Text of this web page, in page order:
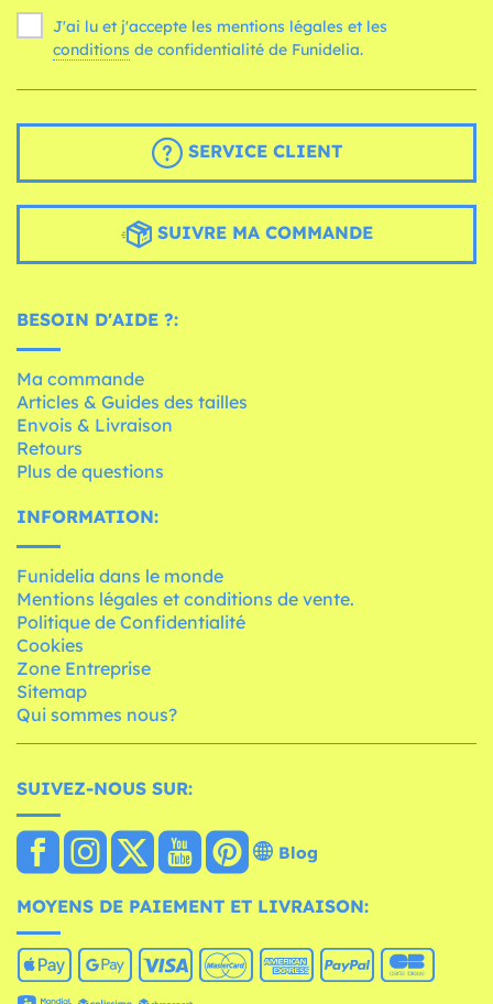
J'ai lu et j'accepte les mentions légales et les
conditions de confidentialité de Funidelia.
SERVICE CLIENT
SUIVRE MA COMMANDE
BESOIN D'AIDE ?:
Ma commande
Articles & Guides des tailles
Envois & Livraison
Retours
Plus de questions
INFORMATION:
Funidelia dans le monde
Mentions légales et conditions de vente.
Politique de Confidentialité
Cookies
Zone Entreprise
Sitemap
Qui sommes nous?
SUIVEZ-NOUS SUR:
Blog
MOYENS DE PAIEMENT ET LIVRAISON: